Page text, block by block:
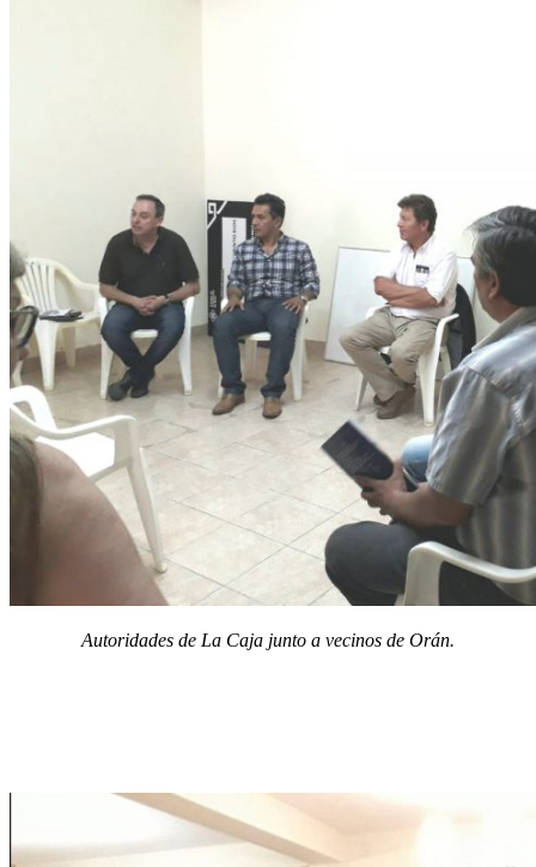
Autoridades de La Caja junto a vecinos de Orán.